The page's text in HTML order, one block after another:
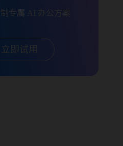
专属 AI 办公方案
立即试用